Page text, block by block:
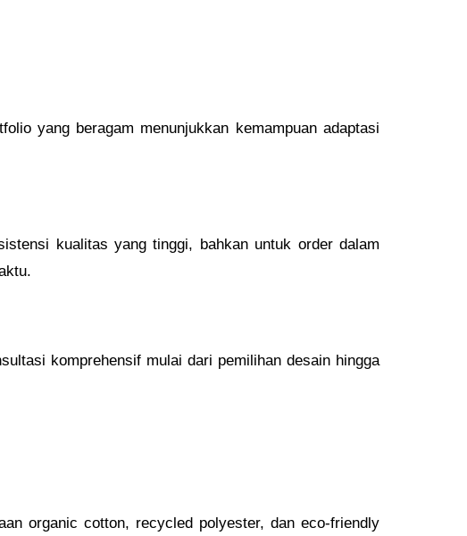
yang beragam menunjukkan kemampuan adaptasi
kualitas yang tinggi, bahkan untuk order dalam
komprehensif mulai dari pemilihan desain hingga
organic cotton, recycled polyester, dan eco-friendly